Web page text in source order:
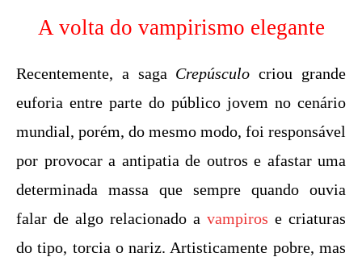
A volta do vampirismo elegante
Recentemente, a saga Crepúsculo criou grande
euforia entre parte do público jovem no cenário
mundial, porém, do mesmo modo, foi responsável
por provocar a antipatia de outros e afastar uma
determinada massa que sempre quando ouvia
falar de algo relacionado a vampiros e criaturas
do tipo, torcia o nariz. Artisticamente pobre, mas